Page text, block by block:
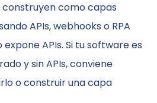
como capas
APIs, webhooks o RPA
APIs. Si tu software es
y sin APIs, conviene
o construir una capa